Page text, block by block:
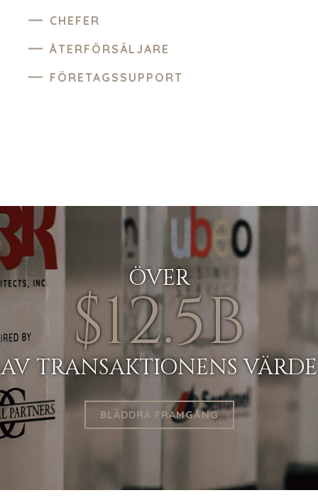
CHEFER
ÅTERFÖRSÄLJARE
FÖRETAGSSUPPORT
ÖVER
$12.5B
AV TRANSAKTIONENS VÄRDE
BLÄDDRA FRAMGÅNG
VÅR FRAMGÅNG
GLOBALT TEAM
ÅTERFÖRSÄLJARE